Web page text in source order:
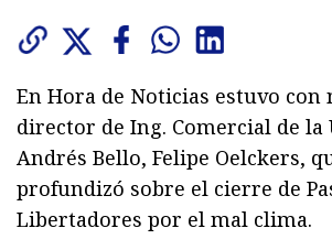
En Hora de Noticias estuvo con
director de Ing. Comercial de la
Andrés Bello, Felipe Oelckers,
profundizó sobre el cierre de
Libertadores por el mal clima.